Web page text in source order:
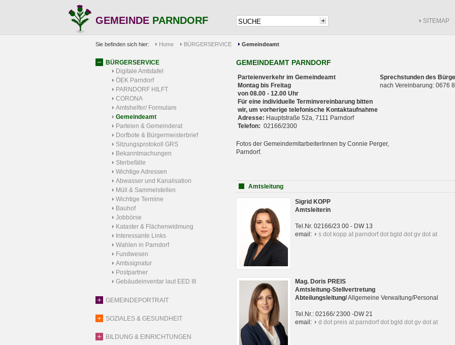
GEMEINDE PARNDORF SITEMAP
Sie befinden sich hier: Home BÜRGERSERVICE Gemeindeamt
BÜRGERSERVICE
Digitale Amtstafel
ÖEK Parndorf
PARNDORF HILFT
CORONA
Amtshelfer/ Formulare
Gemeindeamt
Parteien & Gemeinderat
Dorfbote & Bürgermeisterbrief
Sitzungsprotokoll GRS
Bekanntmachungen
Sterbefälle
Wichtige Adressen
Abwasser und Kanalisation
Müll & Sammelstellen
Wichtige Termine
Bauhof
Jobbörse
Kataster & Flächenwidmung
Interessante Links
Wahlen in Parndorf
Fundwesen
Amtssignatur
Postpartner
Gebäudeinventar laut EED III
GEMEINDEPORTRAIT
SOZIALES & GESUNDHEIT
BILDUNG & EINRICHTUNGEN
GEMEINDEAMT PARNDORF
Parteienverkehr im Gemeindeamt
Montag bis Freitag
von 08.00 - 12.00 Uhr
Für eine individuelle Terminvereinbarung bitten
wir, um vorherige telefonische Kontaktaufnahme
Adresse: Hauptstraße 52a, 7111 Parndorf
Telefon: 02166/2300
Sprechstunden des
nach Vereinbarung: 0676
Fotos der GemeindemitarbeiterInnen by Connie Perger,
Parndorf.
Amtsleitung
Sigrid KOPP
Amtsleiterin
Tel.Nr. 02166/23 00 - DW 13
email:
s dot kopp at parndorf dot bgld dot gv dot at
Mag. Doris PREIS
Amtsleitung-Stellvertretung
Abteilungsleitung/Allgemeine Verwaltung/Personal
Tel.Nr.: 02166/ 2300 -DW 21
email:
d dot preis at parndorf dot bgld dot gv dot at